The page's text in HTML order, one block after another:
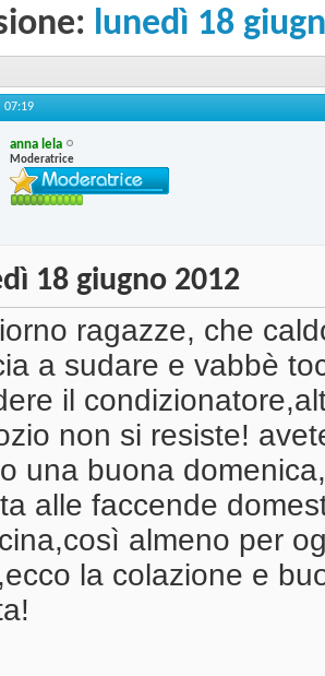
lunedì 18
07:19
anna lela
Moderatrice
18 giugno 2012
ragazze, che
a sudare e vabbè
il
non si resiste!
una buona
alle faccende
almeno per
la colazione e